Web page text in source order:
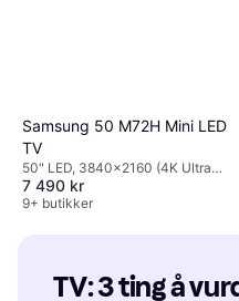
Samsung 50 M72H Mini LED
TV
50" LED, 3840x2160 (4K Ultra
HD)
7 490 kr
9+ butikker
TV: 3 ting å